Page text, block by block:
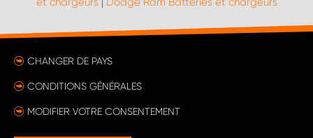
CHANGER DE PAYS
CONDITIONS GÉNÉRALES
MODIFIER VOTRE CONSENTEMENT